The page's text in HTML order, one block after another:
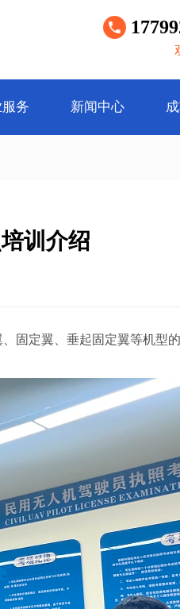
务 新闻中心
训介绍
固定翼、垂起固定翼等机型